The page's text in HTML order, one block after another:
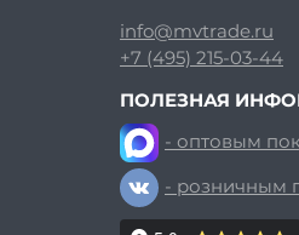
info@mvtrade.ru
+7 (495) 215-03-44
ПОЛЕЗНАЯ
- оптовым
- розничным